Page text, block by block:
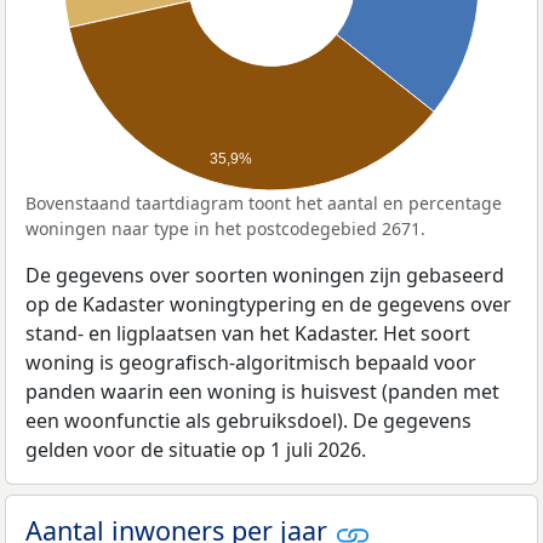
35,9%
Bovenstaand taartdiagram toont het aantal en percentage
woningen naar type in het postcodegebied 2671.
De gegevens over soorten woningen zijn gebaseerd
op de Kadaster woningtypering en de gegevens over
stand- en ligplaatsen van het Kadaster. Het soort
woning is geografisch-algoritmisch bepaald voor
panden waarin een woning is huisvest (panden met
een woonfunctie als gebruiksdoel). De gegevens
gelden voor de situatie op 1 juli 2026.
Aantal inwoners per jaar